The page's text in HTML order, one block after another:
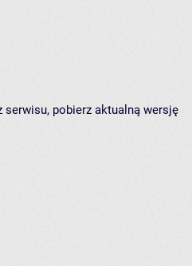
serwisu, pobierz aktualną wersję